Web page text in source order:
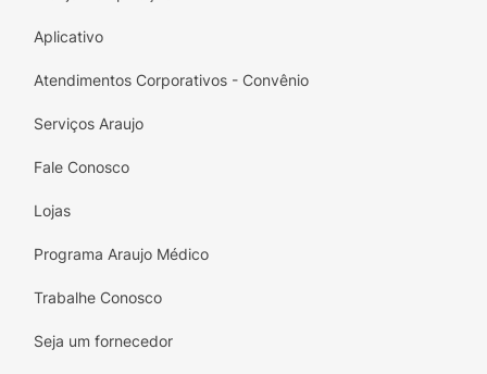
Aplicativo
Atendimentos Corporativos - Convênio
Serviços Araujo
Fale Conosco
Lojas
Programa Araujo Médico
Trabalhe Conosco
Seja um fornecedor